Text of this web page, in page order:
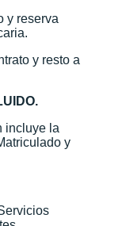
y reserva
y resto a
incluye la
y